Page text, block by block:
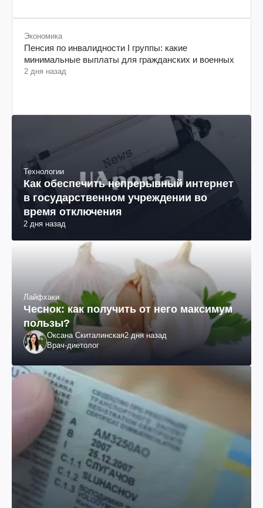
Экономика
Пенсия по инвалидности I группы: какие
минимальные выплаты для гражданских и военных
2 дня назад
Технологии
Как обеспечить непрерывный интернет
в государственном учреждении во
время отключения
2 дня назад
Лайфхаки
Чеснок: как получить от него максимум
пользы?
Оксана Скиталинская2 дня назад
Врач-диетолог